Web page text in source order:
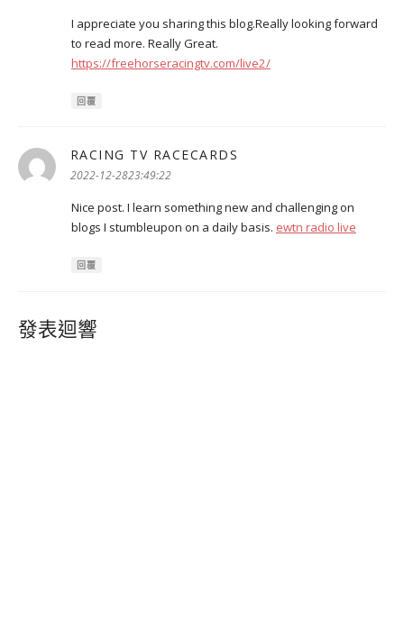
I appreciate you sharing this blog.Really looking forward
to read more. Really Great.
https://freehorseracingtv.com/live2/
回覆
RACING TV RACECARDS
2022-12-2823:49:22
Nice post. I learn something new and challenging on
blogs I stumbleupon on a daily basis. ewtn radio live
回覆
發表迴響